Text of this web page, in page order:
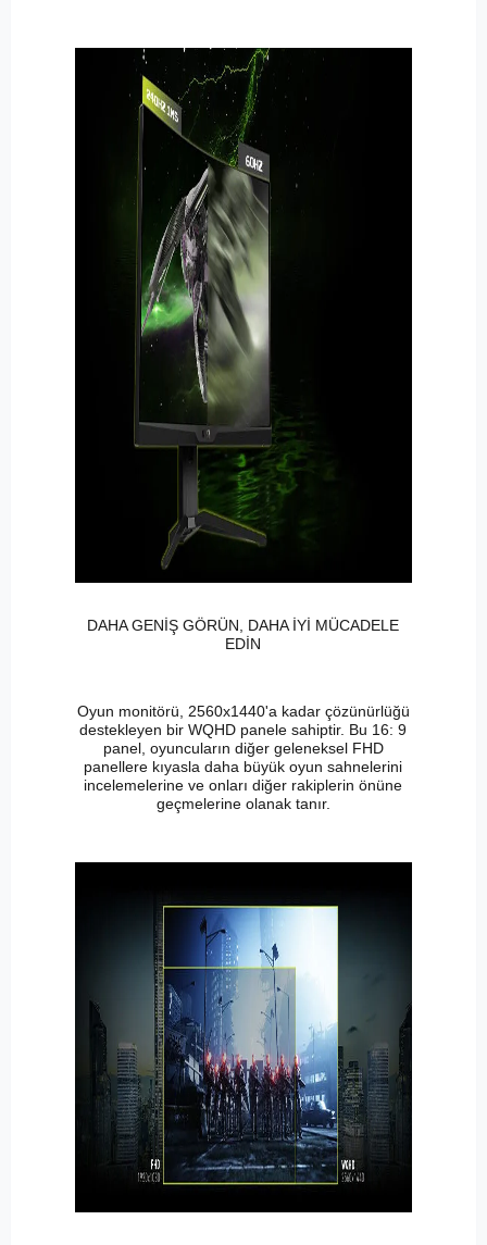
DAHA GENİŞ GÖRÜN, DAHA İYİ MÜCADELE
EDİN
Oyun monitörü, 2560x1440'a kadar çözünürlüğü
destekleyen bir WQHD panele sahiptir. Bu 16: 9
panel, oyuncuların diğer geleneksel FHD
panellere kıyasla daha büyük oyun sahnelerini
incelemelerine ve onları diğer rakiplerin önüne
geçmelerine olanak tanır.